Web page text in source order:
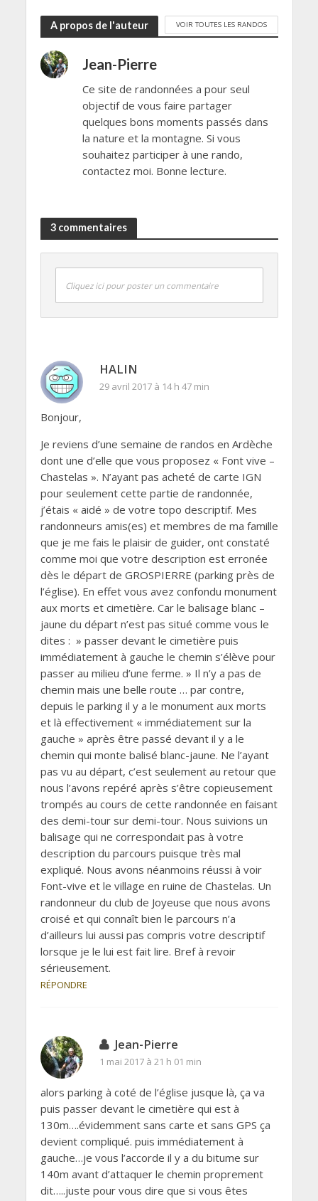
A propos de l'auteur VOIR TOUTES LES RANDOS
Jean-Pierre
Ce site de randonnées a pour seul
objectif de vous faire partager
quelques bons moments passés dans
la nature et la montagne. Si vous
souhaitez participer à une rando,
contactez moi. Bonne lecture.
3 commentaires
Cliquez ici pour poster un commentaire
HALIN
29 avril 2017 à 14 h 47 min
Bonjour,
Je reviens d’une semaine de randos en Ardèche
dont une d’elle que vous proposez « Font vive –
Chastelas ». N’ayant pas acheté de carte IGN
pour seulement cette partie de randonnée,
j’étais « aidé » de votre topo descriptif. Mes
randonneurs amis(es) et membres de ma famille
que je me fais le plaisir de guider, ont constaté
comme moi que votre description est erronée
dès le départ de GROSPIERRE (parking près de
l’église). En effet vous avez confondu monument
aux morts et cimetière. Car le balisage blanc –
jaune du départ n’est pas situé comme vous le
dites : » passer devant le cimetière puis
immédiatement à gauche le chemin s’élève pour
passer au milieu d’une ferme. » Il n’y a pas de
chemin mais une belle route … par contre,
depuis le parking il y a le monument aux morts
et là effectivement « immédiatement sur la
gauche » après être passé devant il y a le
chemin qui monte balisé blanc-jaune. Ne l’ayant
pas vu au départ, c’est seulement au retour que
nous l’avons repéré après s’être copieusement
trompés au cours de cette randonnée en faisant
des demi-tour sur demi-tour. Nous suivions un
balisage qui ne correspondait pas à votre
description du parcours puisque très mal
expliqué. Nous avons néanmoins réussi à voir
Font-vive et le village en ruine de Chastelas. Un
randonneur du club de Joyeuse que nous avons
croisé et qui connaît bien le parcours n’a
d’ailleurs lui aussi pas compris votre descriptif
lorsque je le lui est fait lire. Bref à revoir
sérieusement.
RÉPONDRE
Jean-Pierre
1 mai 2017 à 21 h 01 min
alors parking à coté de l’église jusque là, ça va
puis passer devant le cimetière qui est à
130m….évidemment sans carte et sans GPS ça
devient compliqué. puis immédiatement à
gauche…je vous l’accorde il y a du bitume sur
140m avant d’attaquer le chemin proprement
dit…..juste pour vous dire que si vous êtes